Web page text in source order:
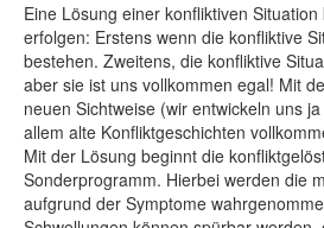
Eine Lösung einer konfliktiven
erfolgen: Erstens wenn die konfliktive
bestehen. Zweitens, die konfliktive
aber sie ist uns vollkommen egal! Mit
neuen Sichtweise (wir entwickeln uns
allem alte Konfliktgeschichten
Mit der Lösung beginnt die
Sonderprogramm. Hierbei werden die
aufgrund der Symptome